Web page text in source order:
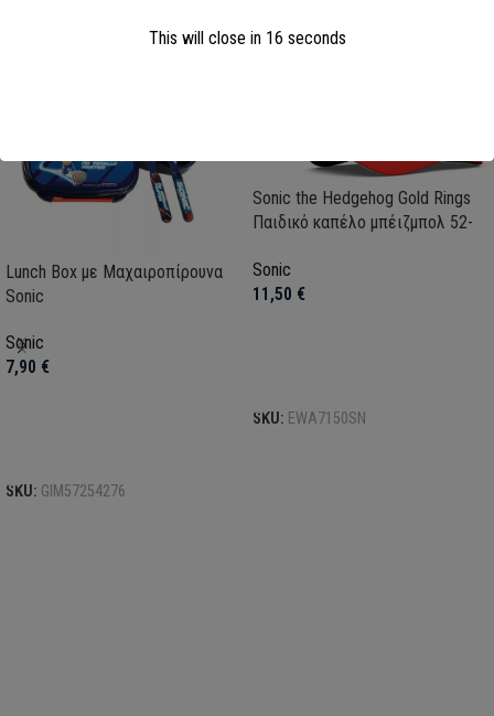
Lunch Box με Μαχαιροπίρουνα
Sonic
Sonic
7,90 €
SKU: GIM57254276
Sonic the Hedgehog Gold Rings
Παιδικό καπέλο μπέιζμπολ 52-
Sonic
11,50 €
SKU: EWA7150SN
This will close in 15 seconds